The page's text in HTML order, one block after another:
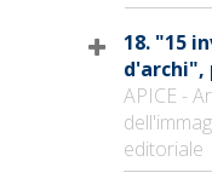
18. "15
APICE -
editoriale